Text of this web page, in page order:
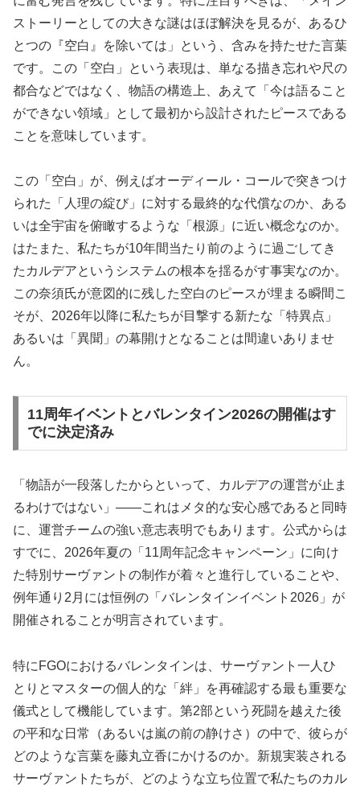
ストーリーとしての大きな謎はほぼ解決を見るが、あるひ
とつの『空白』を除いては」という、含みを持たせた言葉
です。この「空白」という表現は、単なる描き忘れや尺の
都合などではなく、物語の構造上、あえて「今は語ること
ができない領域」として最初から設計されたピースである
ことを意味しています。
この「空白」が、例えばオーディール・コールで突きつけ
られた「人理の綻び」に対する最終的な代償なのか、ある
いは全宇宙を俯瞰するような「根源」に近い概念なのか。
はたまた、私たちが10年間当たり前のように過ごしてき
たカルデアというシステムの根本を揺るがす事実なのか。
この奈須氏が意図的に残した空白のピースが埋まる瞬間こ
そが、2026年以降に私たちが目撃する新たな「特異点」
あるいは「異聞」の幕開けとなることは間違いありませ
ん。
11周年イベントとバレンタイン2026の開催はす
でに決定済み
「物語が一段落したからといって、カルデアの運営が止ま
るわけではない」——これはメタ的な安心感であると同時
に、運営チームの強い意志表明でもあります。公式からは
すでに、2026年夏の「11周年記念キャンペーン」に向け
た特別サーヴァントの制作が着々と進行していることや、
例年通り2月には恒例の「バレンタインイベント2026」が
開催されることが明言されています。
特にFGOにおけるバレンタインは、サーヴァント一人ひ
とりとマスターの個人的な「絆」を再確認する最も重要な
儀式として機能しています。第2部という死闘を越えた後
の平和な日常（あるいは嵐の前の静けさ）の中で、彼らが
どのような言葉を藤丸立香にかけるのか。新規実装される
サーヴァントたちが、どのような立ち位置で私たちのカル